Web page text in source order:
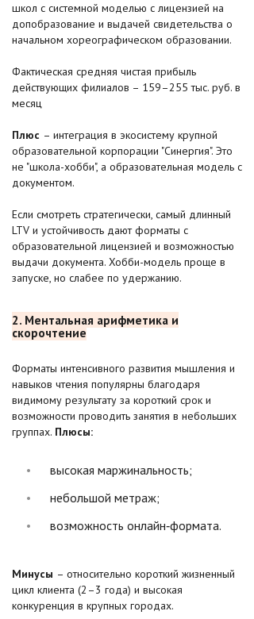
школ с системной моделью с лицензией на
допобразование и выдачей свидетельства о
начальном хореографическом образовании.
Фактическая средняя чистая прибыль
действующих филиалов – 159–255 тыс. руб. в
месяц
Плюс – интеграция в экосистему крупной
образовательной корпорации "Синергия". Это
не "школа-хобби", а образовательная модель с
документом.
Если смотреть стратегически, самый длинный
LTV и устойчивость дают форматы с
образовательной лицензией и возможностью
выдачи документа. Хобби-модель проще в
запуске, но слабее по удержанию.
2. Ментальная арифметика и
скорочтение
Форматы интенсивного развития мышления и
навыков чтения популярны благодаря
видимому результату за короткий срок и
возможности проводить занятия в небольших
группах. Плюсы:​
высокая маржинальность;
небольшой метраж;
возможность онлайн‑формата.
Минусы – относительно короткий жизненный
цикл клиента (2–3 года) и высокая
конкуренция в крупных городах.